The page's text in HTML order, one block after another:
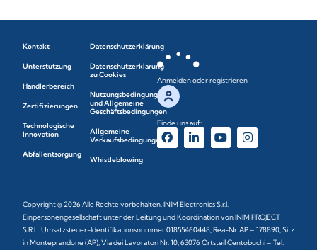
Kontakt
Unterstützung
Händlerbereich
Zertifizierungen
Technologische
Innovation
Abfallentsorgung
Datenschutzerklärung
Datenschutzerklärung
zu Cookies
Nutzungsbedingungen
und Allgemeine
Geschäftsbedingungen
Allgemeine
Verkaufsbedingungen
Whistleblowing
Anmelden oder registrieren
Finde uns auf:
Copyright © 2026 Alle Rechte vorbehalten. INIM Electronics S.r.l.
Einpersonengesellschaft unter der Leitung und Koordination von INIM PROJECT
S.R.L. Umsatzsteuer-Identifikationsnummer 01855460448, Rea-Nr. AP – 178890, Sitz
in Monteprandone (AP), Via dei Lavoratori Nr. 10, 63076 Ortsteil Centobuchi – Tel.